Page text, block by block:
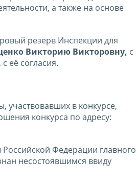
а также на основе
резерв Инспекции для
Викторию Викторовну, с
, с её согласия.
участвовавших в конкурсе,
конкурса по адресу:
Федерации главного
несостоявшимся ввиду